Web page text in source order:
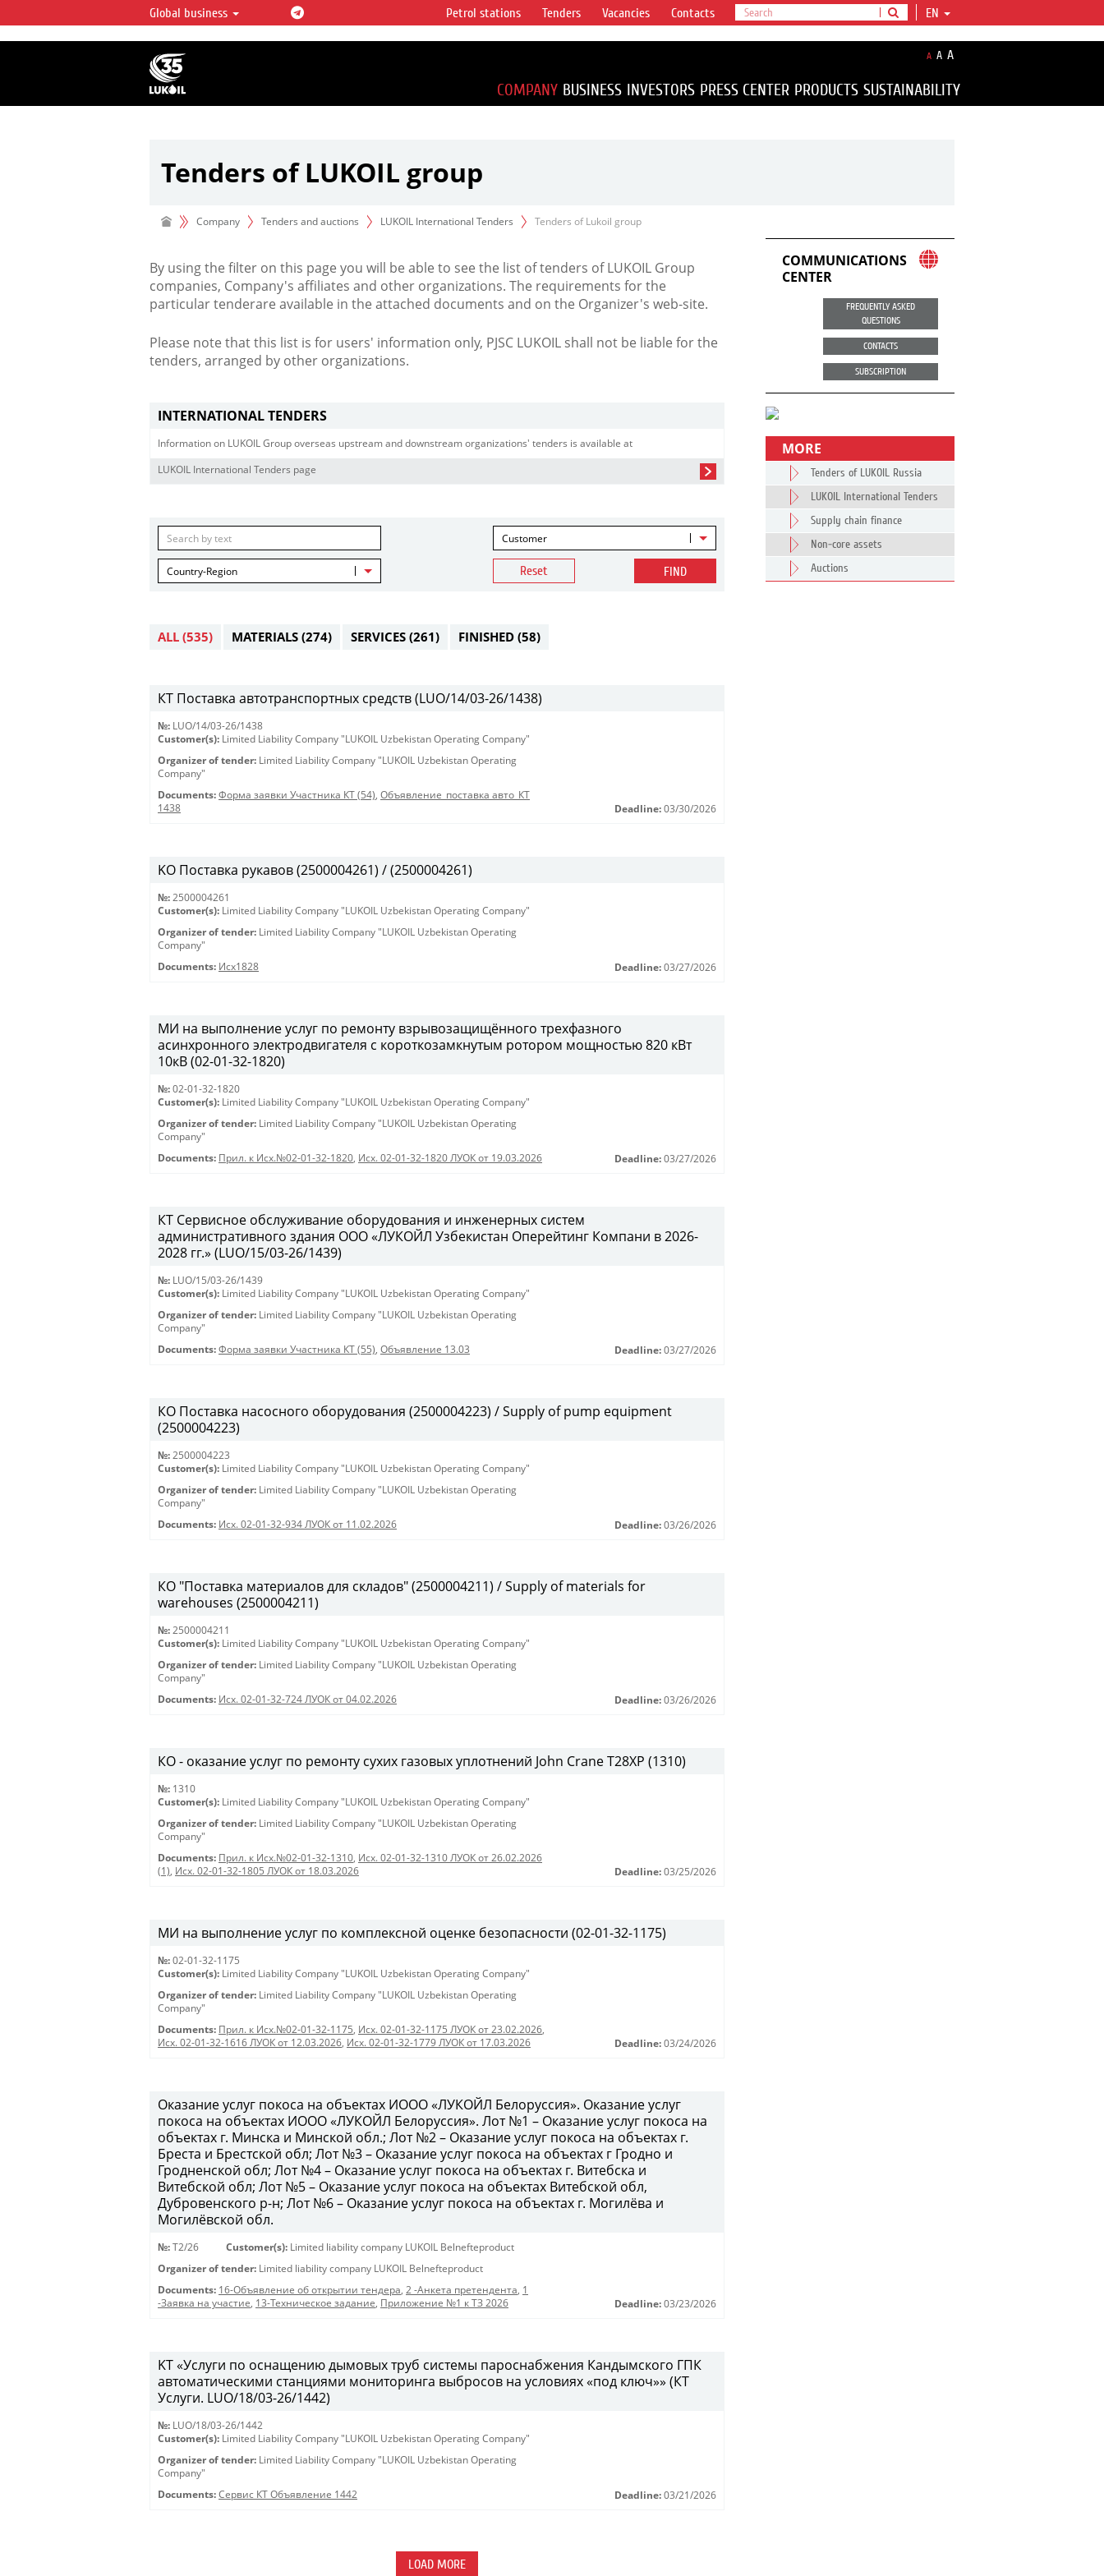
LUKOIL OVERVIEW
LUKOIL is one of the largest oil & gas vertical
integrated companies in the world accounting for
over 2% of crude production and circa 1% of proved
hydrocarbon reserves globally.
Global business EN
Petrol stations Tenders Vacancies Contacts
A A A
COMPANY BUSINESS INVESTORS PRESS CENTER PRODUCTS SUSTAINABILITY
Tenders of LUKOIL group
Company Tenders and auctions LUKOIL International Tenders Tenders of Lukoil group
By using the filter on this page you will be able to see the list of tenders of LUKOIL Group
companies, Company's affiliates and other organizations. The requirements for the
particular tenderare available in the attached documents and on the Organizer's web-site.
Please note that this list is for users' information only, PJSC LUKOIL shall not be liable for the
tenders, arranged by other organizations.
INTERNATIONAL TENDERS
Information on LUKOIL Group overseas upstream and downstream organizations' tenders is available at
LUKOIL International Tenders page
Customer
Country-Region Reset FIND
ALL (535) MATERIALS (274) SERVICES (261) FINISHED (58)
КТ Поставка автотранспортных средств (LUO/14/03-26/1438)
№: LUO/14/03-26/1438
Customer(s): Limited Liability Company "LUKOIL Uzbekistan Operating Company"
Organizer of tender: Limited Liability Company "LUKOIL Uzbekistan Operating
Company"
Documents: Форма заявки Участника КТ (54), Объявление_поставка авто_КТ
1438
Deadline: 03/30/2026
KO Поставка рукавов (2500004261) / (2500004261)
№: 2500004261
Customer(s): Limited Liability Company "LUKOIL Uzbekistan Operating Company"
Organizer of tender: Limited Liability Company "LUKOIL Uzbekistan Operating
Company"
Documents: Исх1828 Deadline: 03/27/2026
МИ на выполнение услуг по ремонту взрывозащищённого трехфазного
асинхронного электродвигателя с короткозамкнутым ротором мощностью 820 кВт
10кВ (02-01-32-1820)
№: 02-01-32-1820
Customer(s): Limited Liability Company "LUKOIL Uzbekistan Operating Company"
Organizer of tender: Limited Liability Company "LUKOIL Uzbekistan Operating
Company"
Documents: Прил. к Исх.№02-01-32-1820, Исх. 02-01-32-1820 ЛУОК от 19.03.2026 Deadline: 03/27/2026
КТ Сервисное обслуживание оборудования и инженерных систем
административного здания ООО «ЛУКОЙЛ Узбекистан Оперейтинг Компани в 2026-
2028 гг.» (LUO/15/03-26/1439)
№: LUO/15/03-26/1439
Customer(s): Limited Liability Company "LUKOIL Uzbekistan Operating Company"
Organizer of tender: Limited Liability Company "LUKOIL Uzbekistan Operating
Company"
Documents: Форма заявки Участника КТ (55), Объявление 13.03 Deadline: 03/27/2026
КО Поставка насосного оборудования (2500004223) / Supply of pump equipment
(2500004223)
№: 2500004223
Customer(s): Limited Liability Company "LUKOIL Uzbekistan Operating Company"
Organizer of tender: Limited Liability Company "LUKOIL Uzbekistan Operating
Company"
Documents: Исх. 02-01-32-934 ЛУОК от 11.02.2026 Deadline: 03/26/2026
КО "Поставка материалов для складов" (2500004211) / Supply of materials for
warehouses (2500004211)
№: 2500004211
Customer(s): Limited Liability Company "LUKOIL Uzbekistan Operating Company"
Organizer of tender: Limited Liability Company "LUKOIL Uzbekistan Operating
Company"
Documents: Исх. 02-01-32-724 ЛУОК от 04.02.2026 Deadline: 03/26/2026
КО - оказание услуг по ремонту сухих газовых уплотнений John Crane T28XP (1310)
№: 1310
Customer(s): Limited Liability Company "LUKOIL Uzbekistan Operating Company"
Organizer of tender: Limited Liability Company "LUKOIL Uzbekistan Operating
Company"
Documents: Прил. к Исх.№02-01-32-1310, Исх. 02-01-32-1310 ЛУОК от 26.02.2026
(1), Исх. 02-01-32-1805 ЛУОК от 18.03.2026 Deadline: 03/25/2026
МИ на выполнение услуг по комплексной оценке безопасности (02-01-32-1175)
№: 02-01-32-1175
Customer(s): Limited Liability Company "LUKOIL Uzbekistan Operating Company"
Organizer of tender: Limited Liability Company "LUKOIL Uzbekistan Operating
Company"
Documents: Прил. к Исх.№02-01-32-1175, Исх. 02-01-32-1175 ЛУОК от 23.02.2026,
Исх. 02-01-32-1616 ЛУОК от 12.03.2026, Исх. 02-01-32-1779 ЛУОК от 17.03.2026 Deadline: 03/24/2026
Оказание услуг покоса на объектах ИООО «ЛУКОЙЛ Белоруссия». Оказание услуг
покоса на объектах ИООО «ЛУКОЙЛ Белоруссия». Лот №1 – Оказание услуг покоса на
объектах г. Минска и Минской обл.; Лот №2 – Оказание услуг покоса на объектах г.
Бреста и Брестской обл; Лот №3 – Оказание услуг покоса на объектах г Гродно и
Гродненской обл; Лот №4 – Оказание услуг покоса на объектах г. Витебска и
Витебской обл; Лот №5 – Оказание услуг покоса на объектах Витебской обл,
Дубровенского р-н; Лот №6 – Оказание услуг покоса на объектах г. Могилёва и
Могилёвской обл.
№: T2/26 Customer(s): Limited liability company LUKOIL Belnefteproduct
Organizer of tender: Limited liability company LUKOIL Belnefteproduct
Documents: 16-Объявление об открытии тендера, 2 -Анкета претендента, 1
-Заявка на участие, 13-Техническое задание, Приложение №1 к ТЗ 2026 Deadline: 03/23/2026
KT «Услуги по оснащению дымовых труб системы пароснабжения Кандымского ГПК
автоматическими станциями мониторинга выбросов на условиях «под ключ»» (КТ
Услуги. LUO/18/03-26/1442)
№: LUO/18/03-26/1442
Customer(s): Limited Liability Company "LUKOIL Uzbekistan Operating Company"
Organizer of tender: Limited Liability Company "LUKOIL Uzbekistan Operating
Company"
Documents: Сервис КТ Объявление 1442 Deadline: 03/21/2026
LOAD MORE
COMMUNICATIONS
CENTER
FREQUENTLY ASKED
QUESTIONS
CONTACTS
SUBSCRIPTION
MORE
Tenders of LUKOIL Russia
LUKOIL International Tenders
Supply chain finance
Non-core assets
Auctions